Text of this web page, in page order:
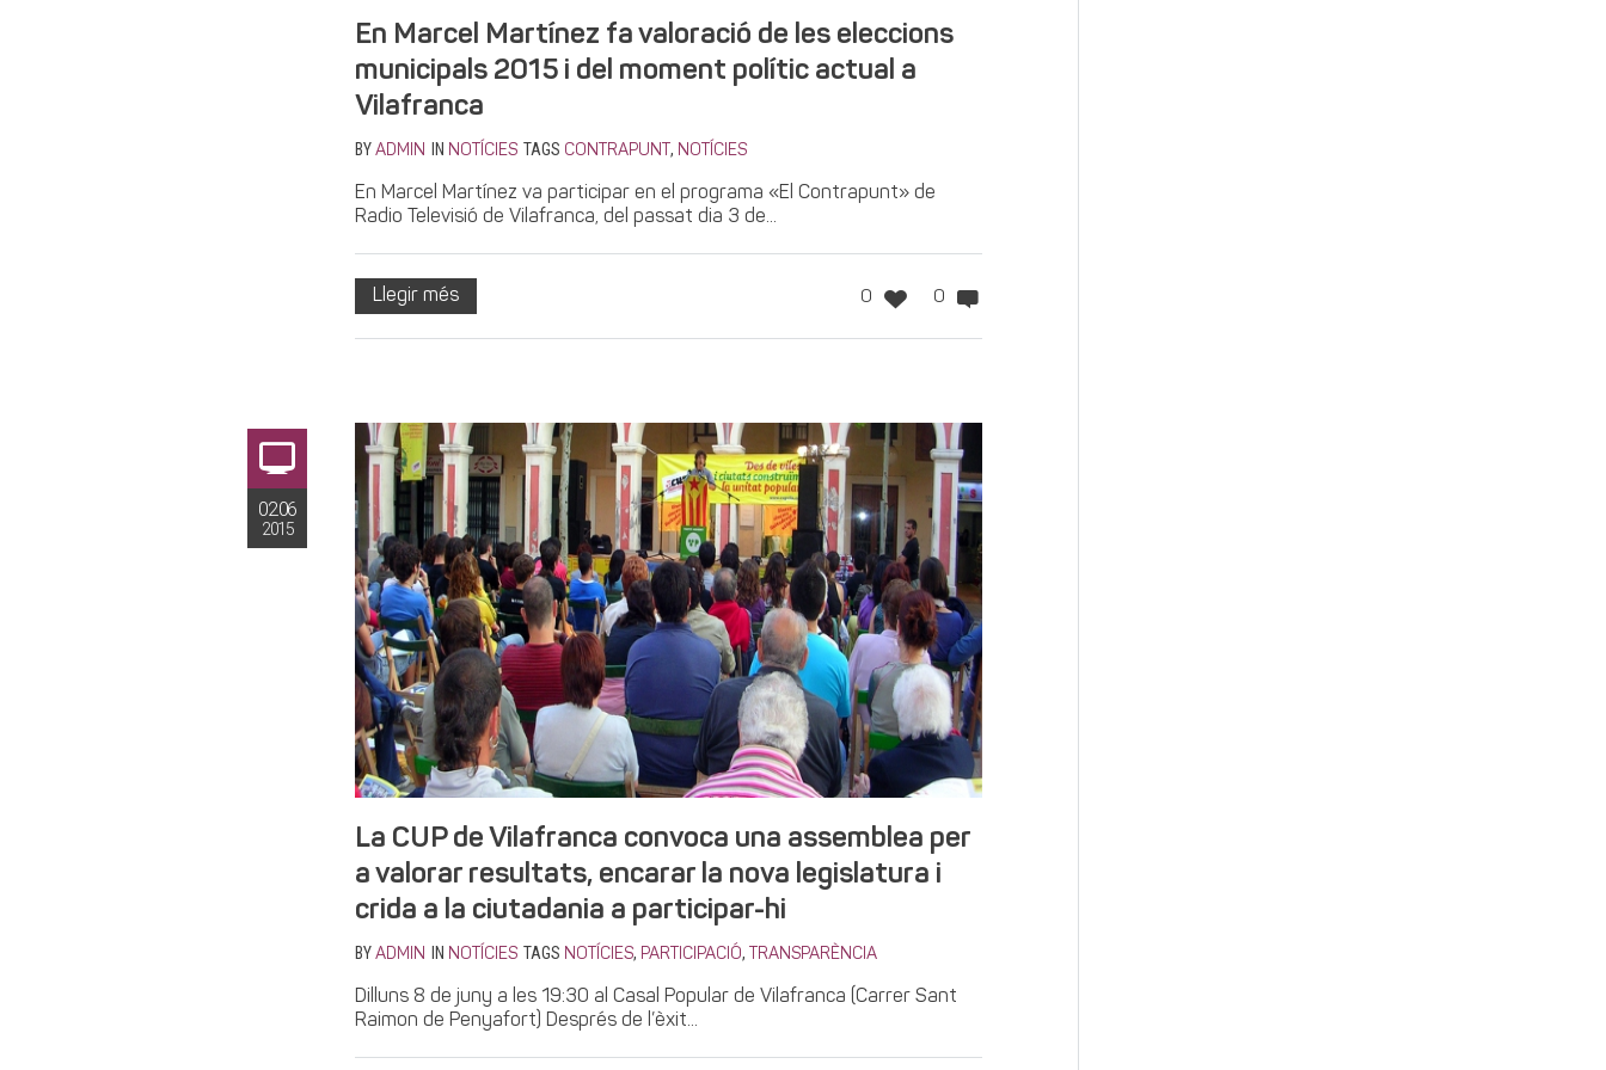
En Marcel Martínez fa valoració de les eleccions
municipals 2015 i del moment polític actual a
Vilafranca
BY ADMIN IN NOTÍCIES TAGS CONTRAPUNT , NOTÍCIES
En Marcel Martínez va participar en el programa «El Contrapunt» de
Radio Televisió de Vilafranca, del passat dia 3 de...
0 0
Llegir més
02.06
2015
La CUP de Vilafranca convoca una assemblea per
a valorar resultats, encarar la nova legislatura i
crida a la ciutadania a participar-hi
BY ADMIN IN NOTÍCIES TAGS NOTÍCIES, PARTICIPACIÓ, TRANSPARÈNCIA
Dilluns 8 de juny a les 19:30 al Casal Popular de Vilafranca (Carrer Sant
Raimon de Penyafort) Després de l’èxit...